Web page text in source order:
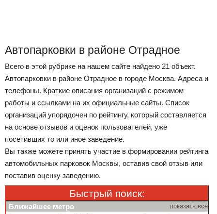
Автопарковки в районе Отрадное
Всего в этой рубрике на нашем сайте найдено 21 объект.
Автопарковки в районе Отрадное в городе Москва. Адреса и
телефоны. Краткие описания организаций с режимом
работы и ссылками на их официальные сайты. Список
организаций упорядочен по рейтингу, который составляется
на основе отзывов и оценок пользователей, уже
посетивших то или иное заведение.
Вы также можете принять участие в формировании рейтинга
автомобильных парковок Москвы, оставив свой отзыв или
поставив оценку заведению.
Быстрый поиск:
Ближайшее метро показать все